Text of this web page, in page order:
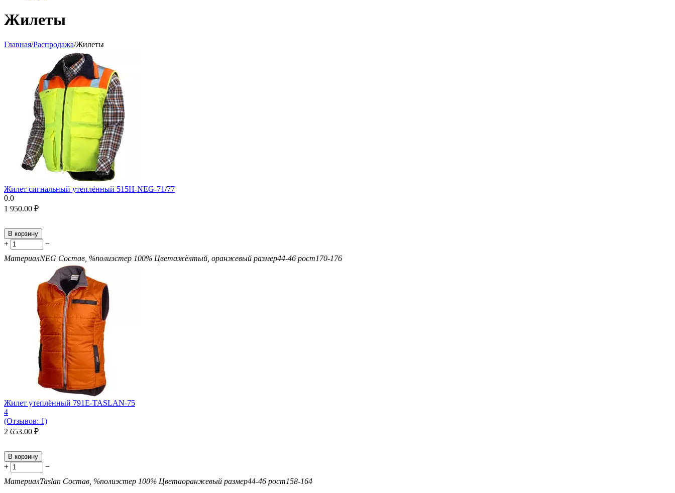
Жилеты
Главная/Распродажа/Жилеты
Жилет сигнальный утеплённый 515H-NEG-71/77
0.0
1 950.00 ₽
В корзину
+
−
МатериалNEG Состав, %полиэстер 100% Цветажёлтый, оранжевый размер44-46 рост170-176
Жилет утеплённый 791E-TASLAN-75
4
(Отзывов: 1)
2 653.00 ₽
В корзину
+
−
МатериалTaslan Состав, %полиэстер 100% Цветаоранжевый размер44-46 рост158-164